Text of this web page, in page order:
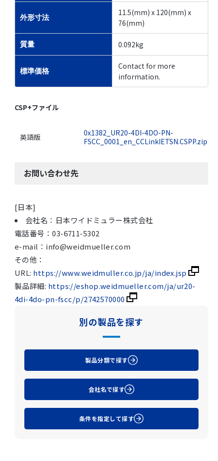
外形寸法
11.5(mm) x 120(mm) x
76(mm)
質量 0.092kg
標準価格
Contact for more
information.
CSP+ファイル
英語版
0x1382_UR20-4DI-4DO-PN-
FSCC_0001_en_CCLinkIETSN.CSPP.zip
お問い合わせ先
[日本]
会社名：日本ワイドミュラー株式会社
電話番号：03-6711-5302
e-mail：info@weidmueller.com
その他：
URL: https://www.weidmuller.co.jp/ja/index.jsp
製品詳細: https://eshop.weidmueller.com/ja/ur20-
4di-4do-pn-fscc/p/2742570000
別の製品を探す
製品分類で探す
会社名で探す
条件を指定して探す